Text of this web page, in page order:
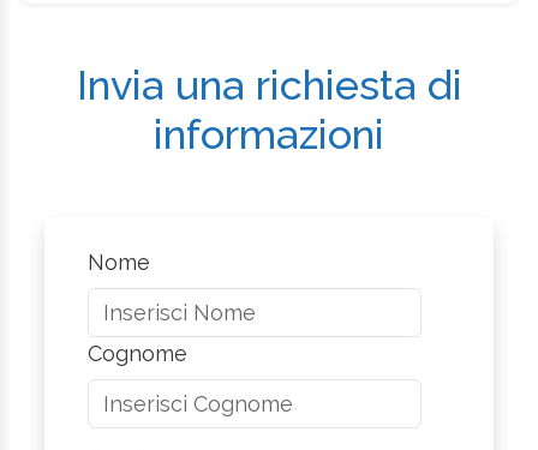
Invia una richiesta di
informazioni
Nome
Cognome